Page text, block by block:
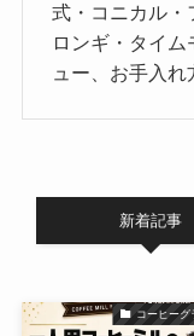
式・コニカル・
ロンギ・タイ
ュー、お手入れ
新着記事
コーヒーグ